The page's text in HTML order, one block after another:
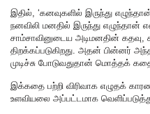
இதில், ‘கனவுகளில் இருந்து
நனவிலி மனதில் இருந்து எழுந்தான்
சாம்சாவினுடைய அடிமனதின் கதவு,
திறக்கப்படுகிறது. அதன் பின்னர்
முடிச்சு போடுவதுதான் மொத்தக்
இக்கதை பற்றி விரிவாக எழுதக்
உளவியலை அப்பட்டமாக